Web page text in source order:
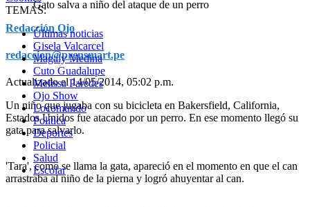
TEMAS:
Últimas noticias
Gisela Valcarcel
Magaly Medina
Cuto Guadalupe
Melissa Paredes
Ojo Show
Locomundo
Política
Deportes
Policial
Salud
Escolar
Gato salva a niño del ataque de un perro
Redacción Ojo
redaccion@prensmart.pe
Actualizado el 14/05/2014, 05:02 p.m.
Un niño que jugaba con su bicicleta en Bakersfield, California,
Estados Unidos fue atacado por un perro. En ese momento llegó su
gata para salvarlo.
'Tara', como se llama la gata, apareció en el momento en que el can
arrastraba al niño de la pierna y logró ahuyentar al can.